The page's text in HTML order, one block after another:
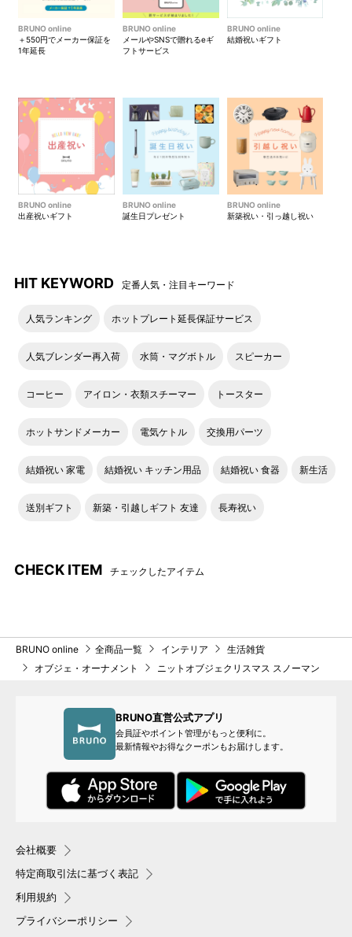
BRUNO online
＋550円でメーカー保証を
1年延長
BRUNO online
メールやSNSで贈れるeギ
フトサービス
BRUNO online
結婚祝いギフト
BRUNO online
出産祝いギフト
BRUNO online
誕生日プレゼント
BRUNO online
新築祝い・引っ越し祝い
HIT KEYWORD 定番人気・注目キーワード
人気ランキング ホットプレート延長保証サービス
人気ブレンダー再入荷 水筒・マグボトル スピーカー
コーヒー アイロン・衣類スチーマー トースター
ホットサンドメーカー 電気ケトル 交換用パーツ
結婚祝い 家電 結婚祝い キッチン用品 結婚祝い 食器 新生活
送別ギフト 新築・引越しギフト 友達 長寿祝い
CHECK ITEM チェックしたアイテム
BRUNO online 全商品一覧 インテリア
生活雑貨
オブジェ・オーナメント
ニットオブジェクリスマス スノーマン
BRUNO直営公式アプリ
会員証やポイント管理がもっと便利に。
最新情報やお得なクーポンもお届けします。
会社概要
特定商取引法に基づく表記
利用規約
プライバシーポリシー